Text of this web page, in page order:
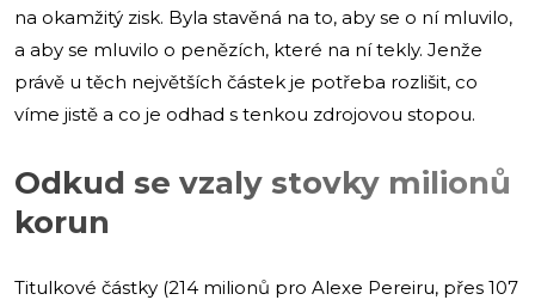
na okamžitý zisk. Byla stavěná na to, aby se o ní mluvilo,
a aby se mluvilo o penězích, které na ní tekly. Jenže
právě u těch největších částek je potřeba rozlišit, co
víme jistě a co je odhad s tenkou zdrojovou stopou.
Odkud se vzaly stovky milionů
korun
Titulkové částky (214 milionů pro Alexe Pereiru, přes 107